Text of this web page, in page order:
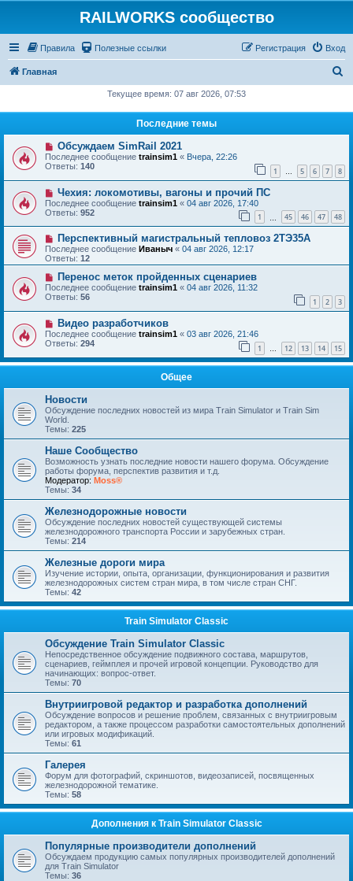
RAILWORKS сообщество
Правила Полезные ссылки Вход
Регистрация
Главная
Текущее время: 07 авг 2026, 07:53
Последние темы
Обсуждаем SimRail 2021
Последнее сообщение trainsim1 « Вчера, 22:26
Ответы: 140 1 … 5 6 7 8
Чехия: локомотивы, вагоны и прочий ПС
Последнее сообщение trainsim1 « 04 авг 2026, 17:40
Ответы: 952 1 45 46 47 48
Перспективный магистральный тепловоз 2ТЭ35А
Последнее сообщение Иваныч « 04 авг 2026, 12:17
Ответы: 12
Перенос меток пройденных сценариев
Последнее сообщение trainsim1 « 04 авг 2026, 11:32
Ответы: 56 1 2 3
Видео разработчиков
Последнее сообщение trainsim1 « 03 авг 2026, 21:46
Ответы: 294 1 … 12 13 14 15
Общее
Новости
Обсуждение последних новостей из мира Train Simulator и Train Sim
World.
Темы: 225
Наше Сообщество
Возможность узнать последние новости нашего форума. Обсуждение
работы форума, перспектив развития и т.д.
Модератор: Moss®
Темы: 34
Железнодорожные новости
Обсуждение последних новостей существующей системы
железнодорожного транспорта России и зарубежных стран.
Темы: 214
Железные дороги мира
Изучение истории, опыта, организации, функционирования и развития
железнодорожных систем стран мира, в том числе стран СНГ.
Темы: 42
Train Simulator Classic
Обсуждение Train Simulator Classic
Непосредственное обсуждение подвижного состава, маршрутов,
сценариев, геймплея и прочей игровой концепции. Руководство для
начинающих: вопрос-ответ.
Темы: 70
Внутриигровой редактор и разработка дополнений
Обсуждение вопросов и решение проблем, связанных с внутриигровым
редактором, а также процессом разработки самостоятельных дополнений
или игровых модификаций.
Темы: 61
Галерея
Форум для фотографий, скриншотов, видеозаписей, посвященных
железнодорожной тематике.
Темы: 58
Дополнения к Train Simulator Classic
Популярные производители дополнений
Обсуждаем продукцию самых популярных производителей дополнений
для Train Simulator
Темы: 36